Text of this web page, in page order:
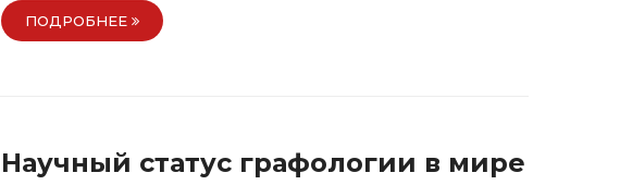
ПОДРОБНЕЕ
Научный статус графологии в мире